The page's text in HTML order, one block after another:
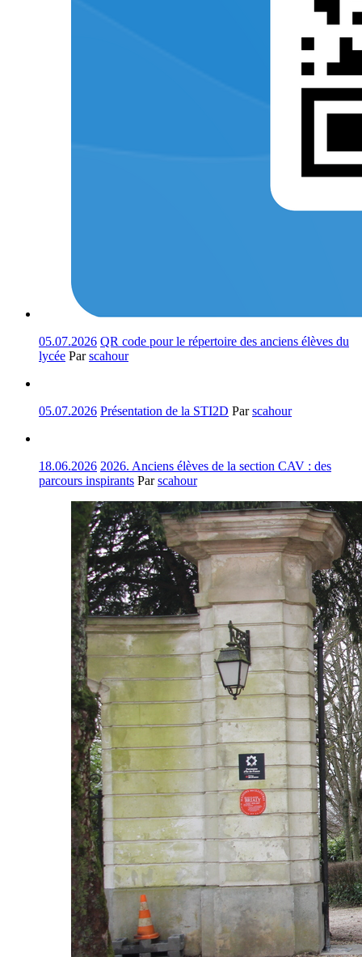
05.07.2026 QR code pour le répertoire des anciens élèves du
lycée Parscahour
05.07.2026 Présentation de la STI2D Parscahour
18.06.2026 2026. Anciens élèves de la section CAV : des
parcours inspirants Parscahour